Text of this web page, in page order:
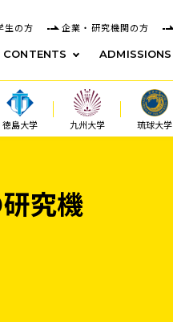
生の方 企業・研究機関の方
CONTENTS ADMISSIONS
徳島大学 九州大学 琉球大学
究機